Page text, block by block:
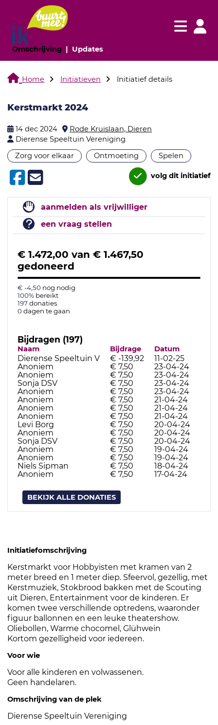
Omschrijving(huidige pagina)
Updates(huidige pagina)
Navigatie
Home Initiatieven Initiatief details
Kerstmarkt 2024
14 dec 2024
Rode Kruislaan, Dieren
Dierense Speeltuin Vereniging
Zorg voor elkaar
Ontmoeting Spelen
volg dit initiatief
aanmelden als vrijwilliger
een vraag stellen
€ 1.472,00 van € 1.467,50
gedoneerd
€ -4,50 nog nodig
100% bereikt
197donaties
0dagen te gaan
Bijdragen (197)
Naam Bijdrage Datum
Dierense Speeltuin V € -139,92
11-02-25
Anoniem
€ 7,50
23-04-24
Anoniem
€ 7,50
23-04-24
Sonja DSV
€ 7,50
23-04-24
Anoniem
€ 7,50
23-04-24
Anoniem
€ 7,50
21-04-24
Anoniem
€ 7,50
21-04-24
Anoniem
€ 7,50
21-04-24
Levi Borg
€ 7,50
20-04-24
Anoniem
€ 7,50
20-04-24
Sonja DSV
€ 7,50
20-04-24
Anoniem
€ 7,50
19-04-24
Anoniem
€ 7,50
19-04-24
Niels Sipman
€ 7,50
18-04-24
Anoniem
€ 7,50 17-04-24
BEKIJK ALLE DONATIES
Initiatiefomschrijving
Kerstmarkt voor Hobbyisten met kramen van 2
meter breed en 1 meter diep. Sfeervol, gezellig, met
Kerstmuziek, Stokbrood bakken met de Scouting
uit Dieren, Entertainment voor de kinderen. Er
komen twee verschillende optredens, waaronder
figuur ballonnen en een leuke theatershow.
Oliebollen, Warme chocomel, Glühwein
Kortom gezelligheid voor iedereen.
Voor wie
Voor alle kinderen en volwassenen.
Geen handelaren.
Omschrijving van de plek
Dierense Speeltuin Vereniging